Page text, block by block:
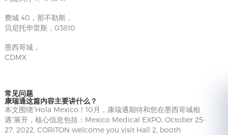
费城 40，那不勒斯，
贝尼托华雷斯，03810
墨西哥城，
CDMX
常见问题
康瑞通这篇内容主要讲什么？
本文围绕“Hola Mexico！10月，康瑞通期待和您在墨西哥城相
遇”展开，核心信息包括：Mexico Medical EXPO, October 25-
27, 2022, CORITON welcome you visit Hall 2, booth